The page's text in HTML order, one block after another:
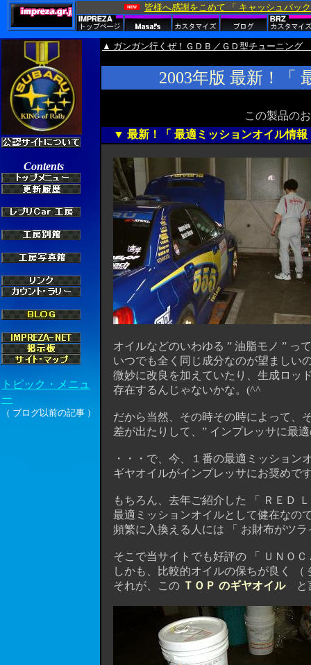
▲ ガンガン行くぜ！ＧＤＢ／ＧＤ型チューニング
2003年版 最新！「
この製品の
▼ 最新！「 最適ミッションオイル情報
オイルなどのいわゆる ” 油脂モノ ” っ
いつでも全く同じ成分なのが望ましい
微妙に改良を加えていたり、生成ロッ
存在するんじゃないかな。(^^ゞ
だから当然、その時その時によって、
差が出たりして、” インプレッサに最
・・・で、今、１番の最適ミッション
ギヤオイルがインプレッサにお奨めで
もちろん、去年ご紹介した 「 ＲＥＤ
最適ミッションオイルとして健在なの
頻繁に入換える人には 「 お財布がツ
そこで当サイトでも好評の 「 ＵＮＯ
しかも、比較的オイルの保ちが良く （
それが、この ＴＯＰ のギヤオイルと